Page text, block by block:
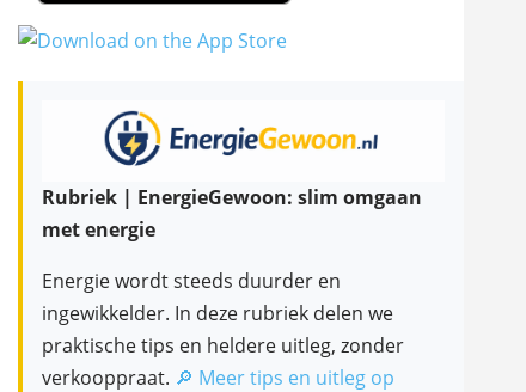
Rubriek | EnergieGewoon: slim omgaan
met energie
Energie wordt steeds duurder en
ingewikkelder. In deze rubriek delen we
praktische tips en heldere uitleg, zonder
verkooppraat. 🔎 Meer tips en uitleg op